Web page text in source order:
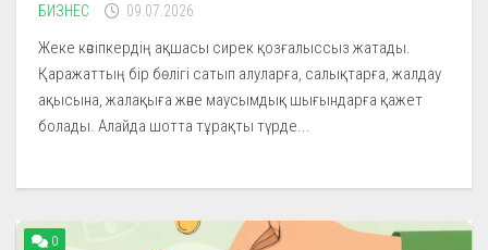
БИЗНЕС 09.07.2026
Жеке кәсіпкердің ақшасы сирек қозғалыссыз жатады.
Қаражаттың бір бөлігі сатып алуларға, салықтарға, жалдау
ақысына, жалақыға және маусымдық шығындарға қажет
болады. Алайда шотта тұрақты түрде...
0